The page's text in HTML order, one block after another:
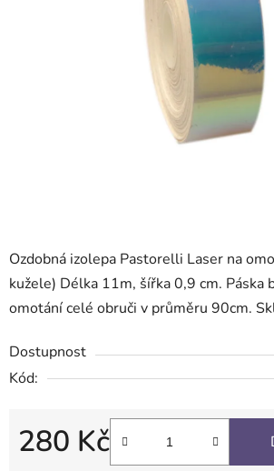
Ozdobná izolepa Pastorelli Laser na
kužele) Délka 11m, šířka 0,9 cm. Páska
omotání celé obruči v průměru 90cm.
Dostupnost
Kód:
280 Kč